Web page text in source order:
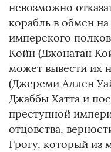
невозможно
корабль в обмен
имперского
Койн (Джонатан
может вывести их
(Джереми Аллен
Джаббы Хатта и
преступной
отцовства,
Грогу, который из